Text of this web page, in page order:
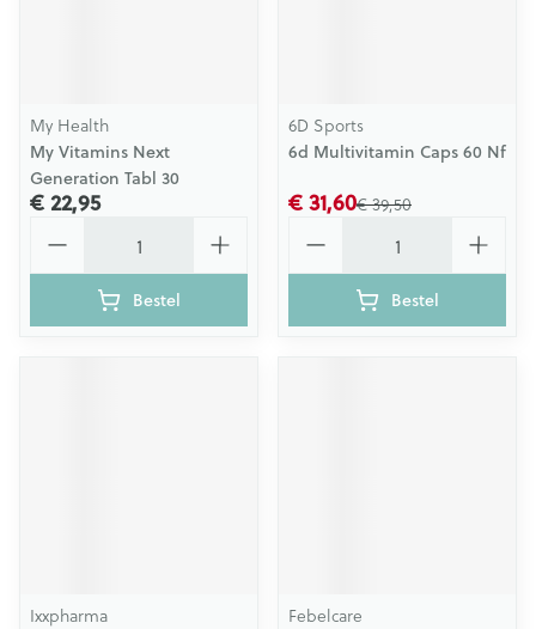
My Health
My Vitamins Next
Generation Tabl 30
€ 22,95
Bestel
6D Sports
6d Multivitamin Caps 60 Nf
€ 39,50
€ 31,60
Bestel
Ixxpharma Febelcare